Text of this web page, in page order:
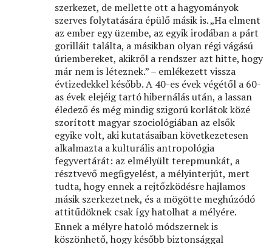
szerkezet, de mellette ott a hagyományok
szerves folytatására épülő másik is. „Ha elment
az ember egy üzembe, az egyik irodában a párt
gorilláit találta, a másikban olyan régi vágású
úriembereket, akikről a rendszer azt hitte, hogy
már nem is léteznek.” – emlékezett vissza
évtizedekkel később. A 40-es évek végétől a 60-
as évek elejéig tartó hibernálás után, a lassan
éledező és még mindig szigorú korlátok közé
szorított magyar szociológiában az elsők
egyike volt, aki kutatásaiban következetesen
alkalmazta a kulturális antropológia
fegyvertárát: az elmélyült terepmunkát, a
résztvevő megﬁgyelést, a mélyinterjút, mert
tudta, hogy ennek a rejtőzködésre hajlamos
másik szerkezetnek, és a mögötte meghúzódó
attitűdöknek csak így hatolhat a mélyére.
Ennek a mélyre hatoló módszernek is
köszönhető, hogy később biztonsággal